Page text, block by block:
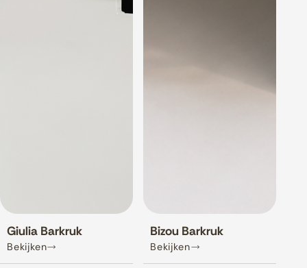
Giulia Barkruk
Bekijken
Bizou Barkruk
Bekijken